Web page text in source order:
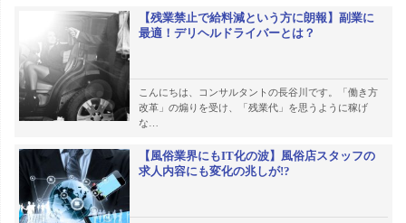
【残業禁止で給料減という方に朗報】副業に
最適！デリヘルドライバーとは？
こんにちは、コンサルタントの長谷川です。「働き方
改革」の煽りを受け、「残業代」を思うように稼げ
な…
【風俗業界にもIT化の波】風俗店スタッフの
求人内容にも変化の兆しが!?